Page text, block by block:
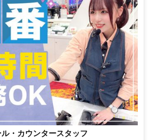
・カウンタースタッフ